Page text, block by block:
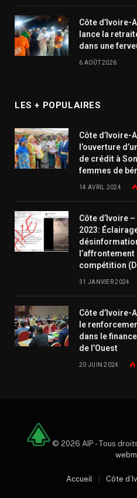
Côte d’Ivoire-
lance la
dans une
6 AOÛT 2026
LES + POPULAIRES
Côte d’Ivoire-
l’ouverture
de crédit à
femmes de
14 AVRIL 2024
Côte d’Ivoire
2023:
compétition
31 JANVIER 2024
Côte d’Ivoire-
le
dans le
de l’Ouest
20 JUIN 2024
© 2026 AIP - Tous droits
Accueil Côte